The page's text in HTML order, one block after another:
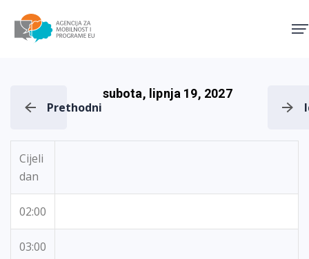
Prethodni
subota, lipnja 19, 2027
Cijeli
dan
02:00
03:00